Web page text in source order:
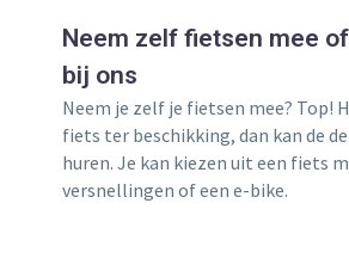
Neem zelf fietsen mee
bij ons
Neem je zelf je fietsen mee? Top!
fiets ter beschikking, dan kan de
huren. Je kan kiezen uit een fiets
versnellingen of een e-bike.